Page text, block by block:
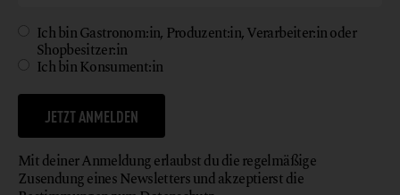
Ich bin Gastronom:in, Produzent:in, Verarbeiter:in oder
Shopbesitzer:in
Ich bin Konsument:in
JETZT ANMELDEN
Mit deiner Anmeldung erlaubst du die regelmäßige
Zusendung eines Newsletters und akzeptierst die